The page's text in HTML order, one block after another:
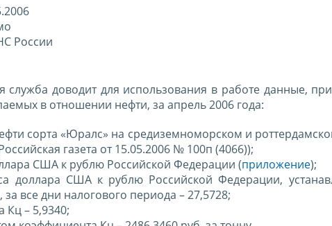
России
служба доводит для использования в работе данные,
в отношении нефти, за апрель 2006 года:
сорта «Юралс» на средиземноморском и
газета от 15.05.2006 № 100п (4066));
США к рублю Российской Федерации (приложение);
доллара США к рублю Российской Федерации,
все дни налогового периода – 27,5728;
Кц – 5,9340;